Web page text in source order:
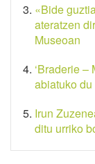
«Bide
ateratzen
Museoan
‘Braderie –
abiatuko
Irun
ditu urriko